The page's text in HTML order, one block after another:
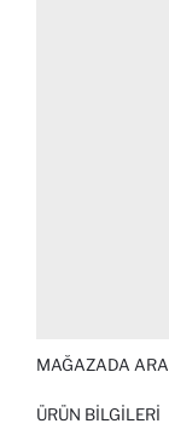
MAĞAZADA ARA
ÜRÜN BILGILERI